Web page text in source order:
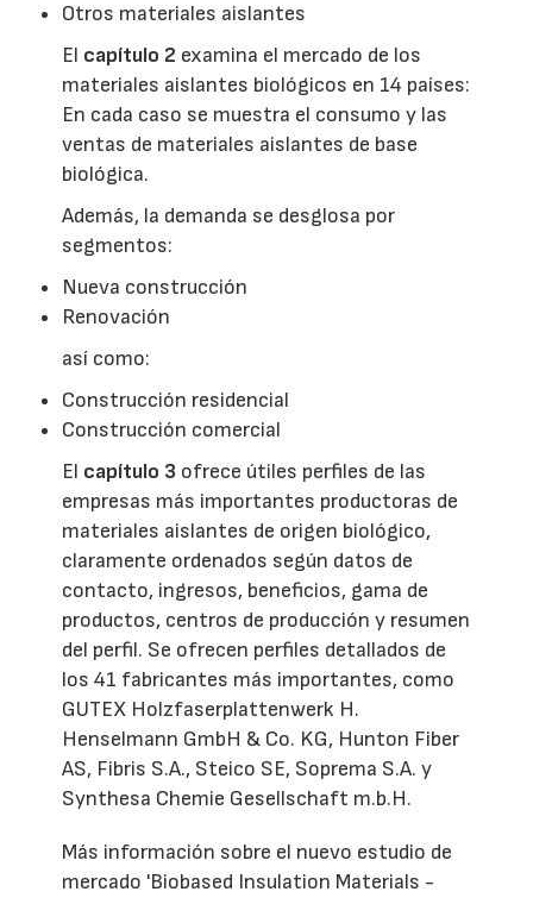
Otros materiales aislantes
El capítulo 2 examina el mercado de los
materiales aislantes biológicos en 14 países:
En cada caso se muestra el consumo y las
ventas de materiales aislantes de base
biológica.
Además, la demanda se desglosa por
segmentos:
Nueva construcción
Renovación
así como:
Construcción residencial
Construcción comercial
El capítulo 3 ofrece útiles perfiles de las
empresas más importantes productoras de
materiales aislantes de origen biológico,
claramente ordenados según datos de
contacto, ingresos, beneficios, gama de
productos, centros de producción y resumen
del perfil. Se ofrecen perfiles detallados de
los 41 fabricantes más importantes, como
GUTEX Holzfaserplattenwerk H.
Henselmann GmbH & Co. KG, Hunton Fiber
AS, Fibris S.A., Steico SE, Soprema S.A. y
Synthesa Chemie Gesellschaft m.b.H.
Más información sobre el nuevo estudio de
mercado 'Biobased Insulation Materials -